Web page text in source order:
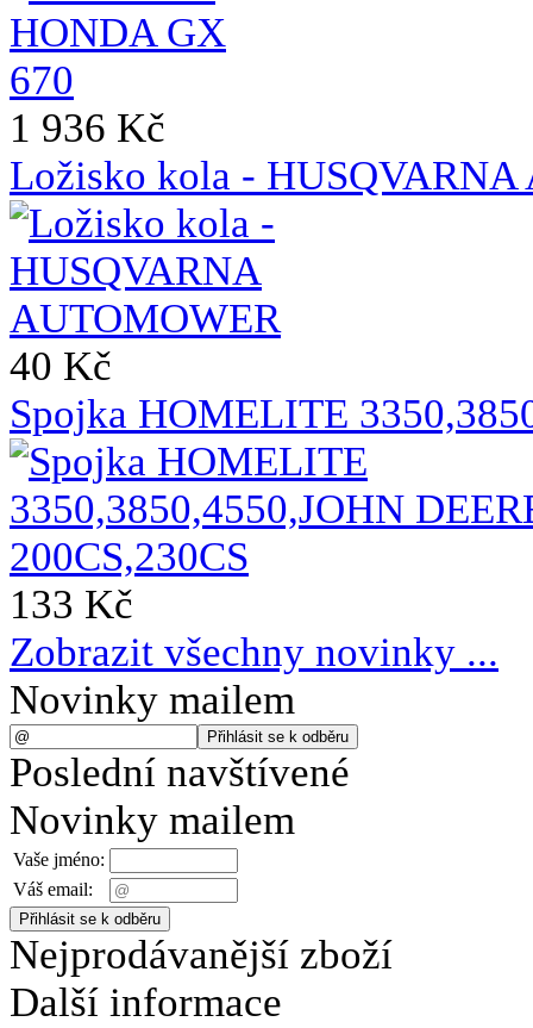
1 936 Kč
Ložisko kola - HUSQVARNA
40 Kč
Spojka HOMELITE
133 Kč
Zobrazit všechny novinky ...
Novinky mailem
Poslední navštívené
Novinky mailem
Vaše jméno:
Váš email:
Nejprodávanější zboží
Další informace